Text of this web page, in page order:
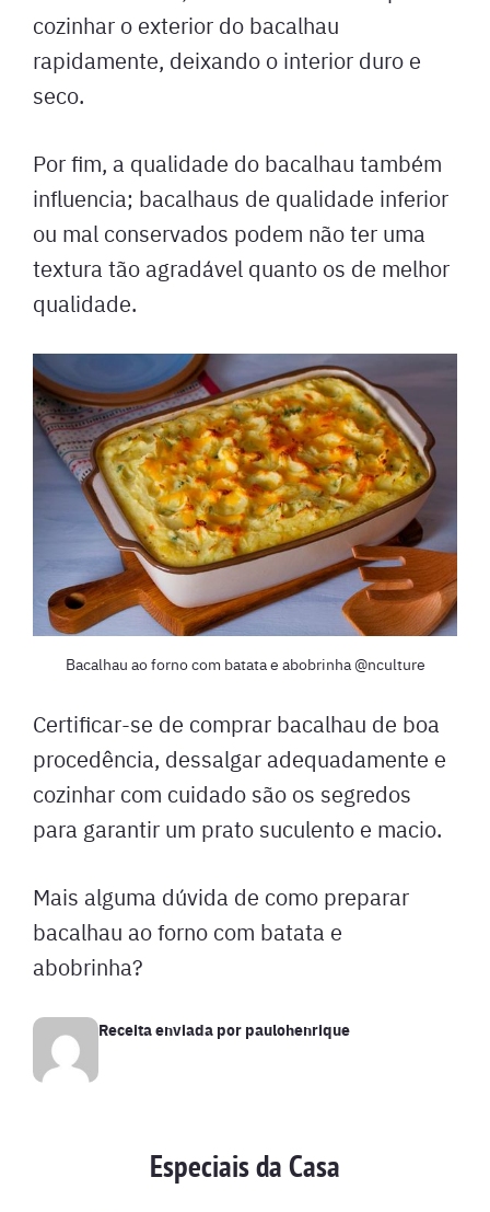
cozinhar o exterior do bacalhau
rapidamente, deixando o interior duro e
seco.
Por fim, a qualidade do bacalhau também
influencia; bacalhaus de qualidade inferior
ou mal conservados podem não ter uma
textura tão agradável quanto os de melhor
qualidade.
Bacalhau ao forno com batata e abobrinha @nculture
Certificar-se de comprar bacalhau de boa
procedência, dessalgar adequadamente e
cozinhar com cuidado são os segredos
para garantir um prato suculento e macio.
Mais alguma dúvida de como preparar
bacalhau ao forno com batata e
abobrinha?
Receita enviada por paulohenrique
Especiais da Casa